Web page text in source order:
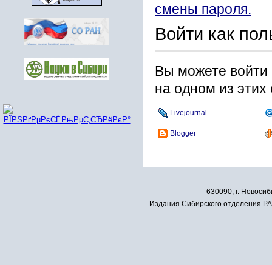
смены пароля.
Войти как
Вы можете войти
на одном из этих
Livejournal
Blogger
630090, г.
Издания Сибирского отделения